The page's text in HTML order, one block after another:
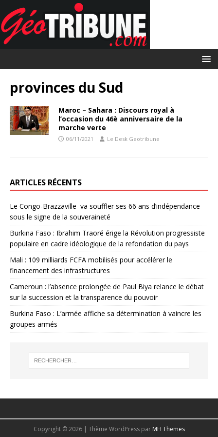
provinces du Sud
Maroc – Sahara : Discours royal à
l’occasion du 46è anniversaire de la
marche verte
06/11/2021 Le Desk Geotribune
ARTICLES RÉCENTS
Le Congo-Brazzaville va souffler ses 66 ans d’indépendance
sous le signe de la souveraineté
Burkina Faso : Ibrahim Traoré érige la Révolution progressiste
populaire en cadre idéologique de la refondation du pays
Mali : 109 milliards FCFA mobilisés pour accélérer le
financement des infrastructures
Cameroun : l’absence prolongée de Paul Biya relance le débat
sur la succession et la transparence du pouvoir
Burkina Faso : L’armée affiche sa détermination à vaincre les
groupes armés
Copyright © 2026 | Thème WordPress par MH Themes